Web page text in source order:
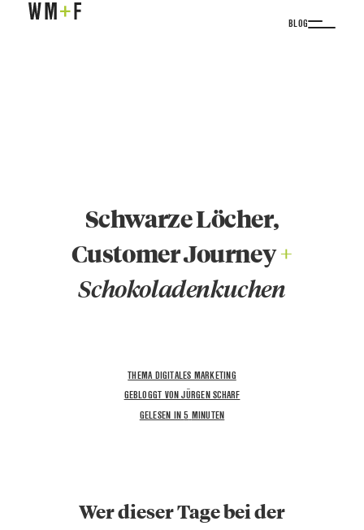
BLOG
Schwarze Löcher,
Customer Journey+
Schokoladenkuchen
THEMA DIGITALES MARKETING
GEBLOGGT VON JÜRGEN SCHARF
GELESEN IN 5 MINUTEN
Wer dieser Tage bei der